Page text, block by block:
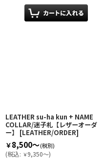
LEATHER su-ha kun + NAME
COLLAR/迷子札【レザーオーダ
ー】
[LEATHER/ORDER]
￥8,500～(税別)
(税込: ￥9,350～)